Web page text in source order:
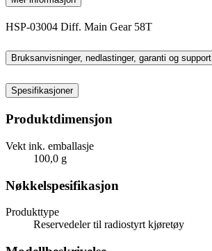
HSP-03004 Diff. Main Gear 58T
Bruksanvisninger, nedlastinger, garanti og support
Spesifikasjoner
Produktdimensjon
Vekt ink. emballasje
100,0 g
Nøkkelspesifikasjon
Produkttype
Reservedeler til radiostyrt kjøretøy